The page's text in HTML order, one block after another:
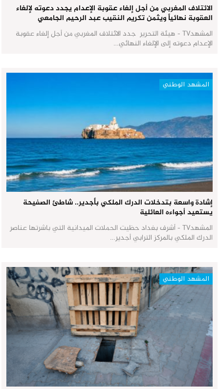
الائتلاف المغربي من أجل إلغاء عقوبة الإعدام يجدد دعوته لإلغاء
العقوبة نهائياً ويثمن تكريم النقيب عبد الرحيم الجامعي
المشهدTV - هيئة التحرير جدد الائتلاف المغربي من أجل إلغاء عقوبة
الإعدام دعوته إلى الإلغاء النهائي…
المشهد الوطني
إشادة واسعة بتدخلات الدرك الملكي بأجدير.. شاطئ الصفيحة
يستعيد أجواءه العائلية
المشهدTV - أشرف بغداد حظيت الحملات الميدانية التي باشرتها عناصر
الدرك الملكي بالمركز الترابي أجدير…
المشهد الوطني